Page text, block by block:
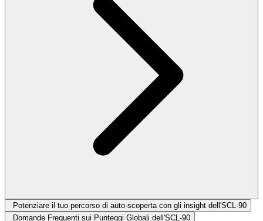
Potenziare il tuo percorso di auto-scoperta con gli insight dell'SCL-90
Domande Frequenti sui Punteggi Globali dell'SCL-90